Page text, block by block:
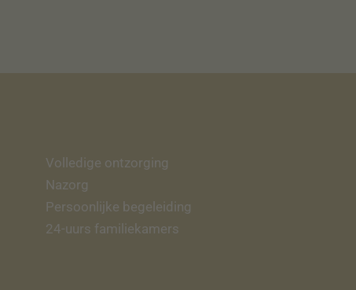
Volledige ontzorging
Nazorg
Persoonlijke begeleiding
24-uurs familiekamers